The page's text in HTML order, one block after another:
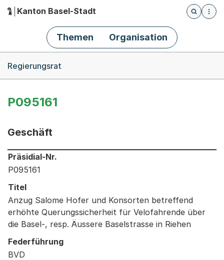
Hauptnavigation
Kanton Basel-Stadt
Öffnet
Themen Organisation
Regierungsrat
P095161
Geschäft
Informationen zum Ausgewählten Geschäft
Präsidial-Nr.
P095161
Titel
Anzug Salome Hofer und Konsorten betreffend
erhöhte Querungssicherheit für Velofahrende über
die Basel-, resp. Äussere Baselstrasse in Riehen
Federführung
BVD